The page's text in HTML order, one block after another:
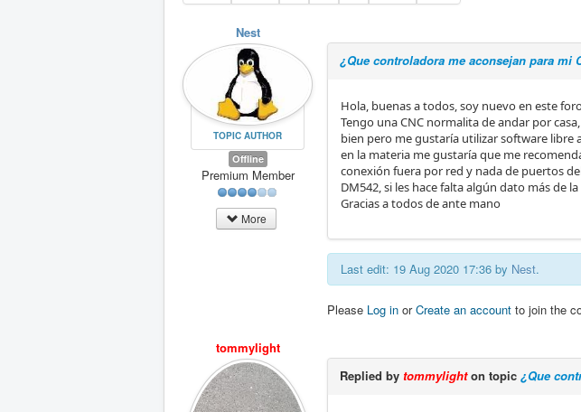
Nest
TOPIC AUTHOR
Offline
Premium Member
More
¿Que controladora me aconsejan para mi
Hola, buenas a todos, soy nuevo en este
Tengo una CNC normalita de andar por
bien pero me gustaría utilizar software libre
en la materia me gustaría que me
conexión fuera por red y nada de puertos
DM542, si les hace falta algún dato más de
Gracias a todos de ante mano
Last edit: 19 Aug 2020 17:36 by Nest.
Please Log in orCreate an account to join the
tommylight
Replied by tommylighton topic ¿Que